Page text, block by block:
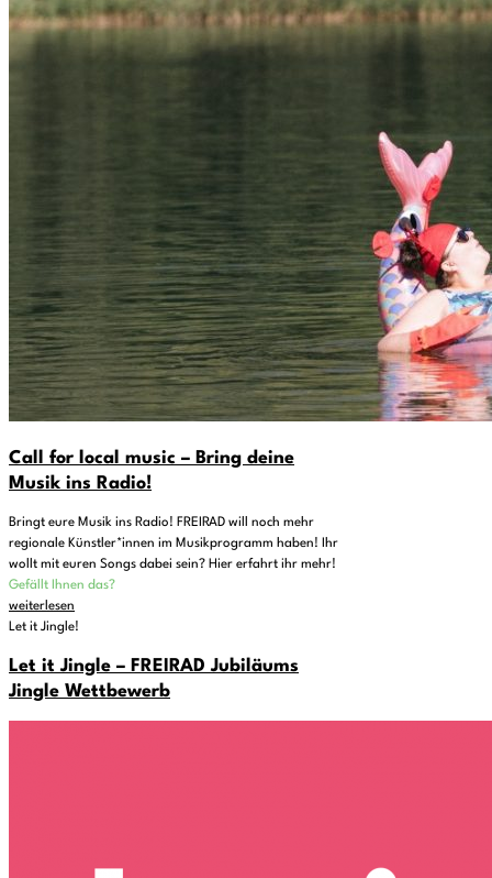
Call for local music – Bring deine
Musik ins Radio!
Bringt eure Musik ins Radio! FREIRAD will noch mehr
regionale Künstler*innen im Musikprogramm haben! Ihr
wollt mit euren Songs dabei sein? Hier erfahrt ihr mehr!
Gefällt Ihnen das?
weiterlesen
Let it Jingle!
Let it Jingle – FREIRAD Jubiläums
Jingle Wettbewerb